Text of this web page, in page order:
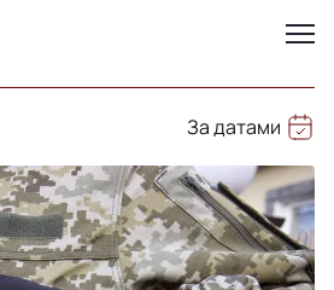
За датами